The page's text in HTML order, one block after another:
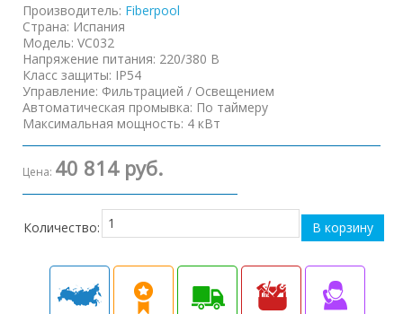
Производитель: Fiberpool
Страна: Испания
Модель: VC032
Напряжение питания: 220/380 В
Класс защиты: IP54
Управление: Фильтрацией / Освещением
Автоматическая промывка: По таймеру
Максимальная мощность: 4 кВт
Цена: 40 814 руб.
Количество: